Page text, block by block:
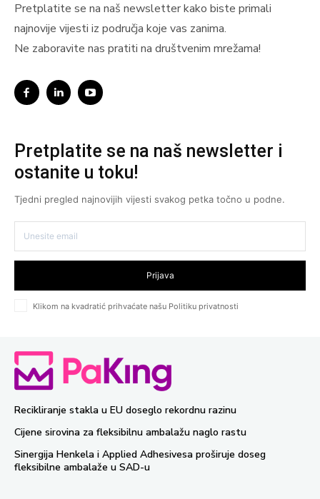
Pretplatite se na naš newsletter kako biste primali
najnovije vijesti iz područja koje vas zanima.
Ne zaboravite nas pratiti na društvenim mrežama!
Pretplatite se na naš newsletter i
ostanite u toku!
Tjedni pregled najnovijih vijesti svakog petka točno u podne.
Prijava
Klikom na kvadratić prihvaćate našu Politiku privatnosti
Recikliranje stakla u EU doseglo rekordnu razinu
Cijene sirovina za fleksibilnu ambalažu naglo rastu
Sinergija Henkela i Applied Adhesivesa proširuje doseg
fleksibilne ambalaže u SAD-u